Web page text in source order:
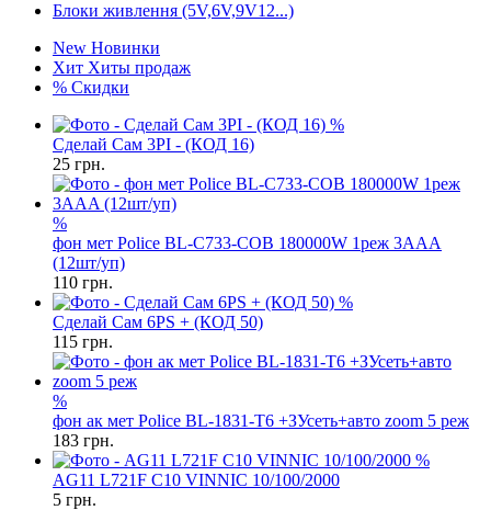
Блоки живлення (5V,6V,9V12...)
New Новинки
Хит Хиты продаж
% Скидки
%
Сделай Сам 3PI - (КОД 16)
25 грн.
%
фон мет Police BL-C733-COB 180000W 1реж 3AAA
(12шт/уп)
110 грн.
%
Сделай Сам 6PS + (КОД 50)
115 грн.
%
фон ак мет Police BL-1831-T6 +ЗУсеть+авто zoom 5 реж
183 грн.
%
AG11 L721F C10 VINNIC 10/100/2000
5 грн.